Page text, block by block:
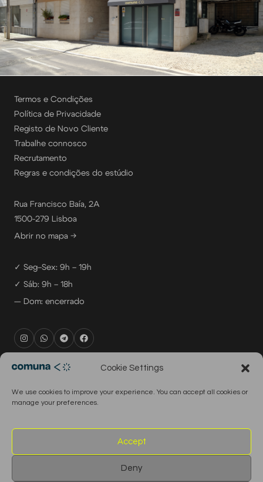
Cookie Settings
We use cookies to improve your experience. You can accept all cookies or
manage your preferences.
Accept
Deny
Termos e Condições
Política de Privacidade
Registo de Novo Cliente
Trabalhe connosco
Recrutamento
Regras e condições do estúdio
Rua Francisco Baía, 2A
1500-279 Lisboa
Abrir no mapa →
✓ Seg–Sex: 9h – 19h
✓ Sáb: 9h – 18h
— Dom: encerrado
rental@comuna.pt
production@comuna.pt